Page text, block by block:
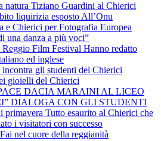
natura Tiziano Guardini al Chierici
liquirizia esposto All’Onu
e Chierici per Fotografia Europea
una danza a più voci”
Reggio Film Festival Hanno redatto
ed inglese
gli studenti del Chierici
gioielli del Chierici
DACIA MARAINI AL LICEO
DIALOGA CON GLI STUDENTI
primavera Tutto esaurito al Chierici che
i visitatori con successo
nel cuore della reggianità